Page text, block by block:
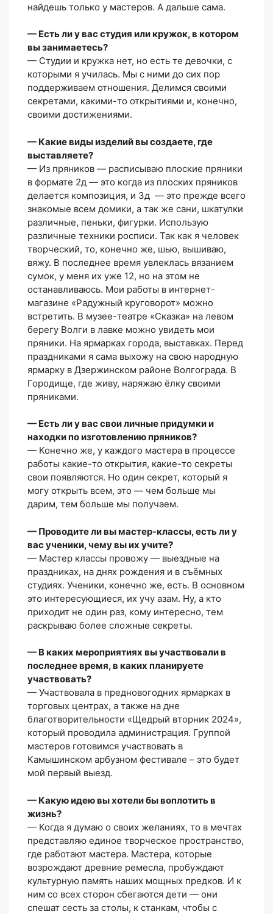
найдешь только у мастеров. А дальше сама.
— Есть ли у вас студия или кружок, в котором
вы занимаетесь?
— Студии и кружка нет, но есть те девочки, с
которыми я училась. Мы с ними до сих пор
поддерживаем отношения. Делимся своими
секретами, какими-то открытиями и, конечно,
своими достижениями.
— Какие виды изделий вы создаете, где
выставляете?
— Из пряников — расписываю плоские пряники
в формате 2д — это когда из плоских пряников
делается композиция, и 3д — это прежде всего
знакомые всем домики, а так же сани, шкатулки
различные, пеньки, фигурки. Использую
различные техники росписи. Так как я человек
творческий, то, конечно же, шью, вышиваю,
вяжу. В последнее время увлеклась вязанием
сумок, у меня их уже 12, но на этом не
останавливаюсь. Мои работы в интернет-
магазине «Радужный круговорот» можно
встретить. В музее-театре «Сказка» на левом
берегу Волги в лавке можно увидеть мои
пряники. На ярмарках города, выставках. Перед
праздниками я сама выхожу на свою народную
ярмарку в Дзержинском районе Волгограда. В
Городище, где живу, наряжаю ёлку своими
пряниками.
— Есть ли у вас свои личные придумки и
находки по изготовлению пряников?
— Конечно же, у каждого мастера в процессе
работы какие-то открытия, какие-то секреты
свои появляются. Но один секрет, который я
могу открыть всем, это — чем больше мы
дарим, тем больше мы получаем.
— Проводите ли вы мастер-классы, есть ли у
вас ученики, чему вы их учите?
— Мастер классы провожу — выездные на
праздниках, на днях рождения и в съёмных
студиях. Ученики, конечно же, есть. В основном
это интересующиеся, их учу азам. Ну, а кто
приходит не один раз, кому интересно, тем
раскрываю более сложные секреты.
— В каких мероприятиях вы участвовали в
последнее время, в каких планируете
участвовать?
— Участвовала в предновогодних ярмарках в
торговых центрах, а также на дне
благотворительности «Щедрый вторник 2024»,
который проводила администрация. Группой
мастеров готовимся участвовать в
Камышинском арбузном фестивале – это будет
мой первый выезд.
— Какую идею вы хотели бы воплотить в
жизнь?
— Когда я думаю о своих желаниях, то в мечтах
представляю единое творческое пространство,
где работают мастера. Мастера, которые
возрождают древние ремесла, пробуждают
культурную память наших мощных предков. И к
ним со всех сторон сбегаются дети — они
спешат сесть за столы, к станкам, чтобы с